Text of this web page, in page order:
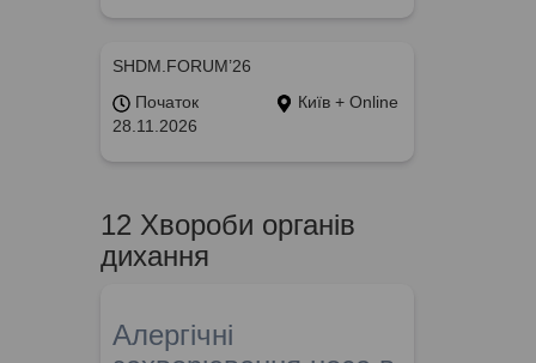
SHDM.FORUM’26
Початок
28.11.2026
Київ + Online
12 Хвороби органів
дихання
Алергічні